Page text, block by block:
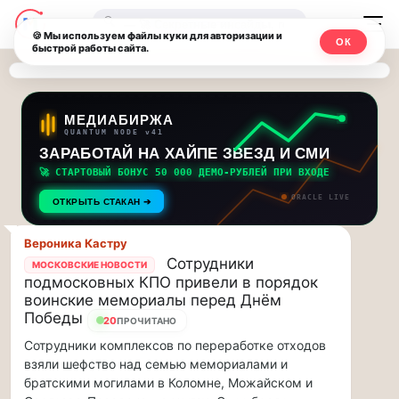
Последние
новости
и
обновления
потока:
Друзья,
приглашаем
на
музыкальную
прогулку
по
Москве
Чайковского!…
приглашаем
на
музыкальную
Москвичи.net
—
Главный
столичный
чат-
мессенджер,
новости
и
инсайды
Москвы
🔍
МЕДИАБИРЖА
QUANTUM NODE v41
ЗАРАБОТАЙ НА ХАЙПЕ ЗВЕЗД И СМИ
🚀 СТАРТОВЫЙ БОНУС 50 000 ДЕМО-РУБЛЕЙ ПРИ ВХОДЕ
ОТКРЫТЬ СТАКАН ➔ ORACLE LIVE
Вероника Кастру
МОСКОВСКИЕ НОВОСТИ
Сотрудники
подмосковных КПО привели в порядок
воинские мемориалы перед Днём
Победы
20ПРОЧИТАНО
Сотрудники комплексов по переработке отходов
взяли шефство над семью мемориалами и
братскими могилами в Коломне, Можайском и
🍪 Мы используем файлы куки для авторизации и
быстрой работы сайта.
ОК